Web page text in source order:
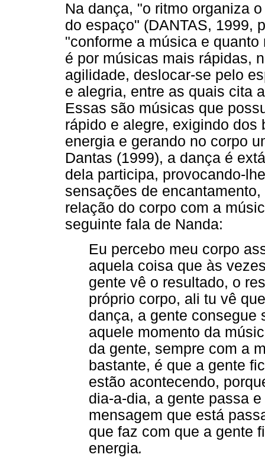
Na dança, "o ritmo organiza
do espaço" (DANTAS, 1999,
"conforme a música e
é por músicas mais rápidas,
agilidade, deslocar-se pelo
e alegria, entre as quais cita
Essas são músicas que
rápido e alegre, exigindo
energia e gerando no corpo
Dantas (1999), a dança é
dela participa, provocando-
sensações de
relação do corpo com a
seguinte fala de Nanda:
Eu percebo meu corpo
aquela coisa que às
gente vê o resultado, o
próprio corpo, ali tu vê
dança, a gente consegue
aquele momento da
da gente, sempre com a
bastante, é que a gente
estão acontecendo,
dia-a-dia, a gente passa
mensagem que está
que faz com que a gente
energia.